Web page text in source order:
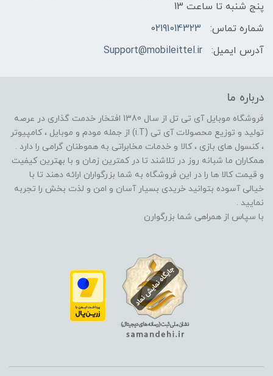
پنج شنبه تا ساعت 13
شماره تماس:
02191014323
آدرس ایمیل:
Support@mobileittel.ir
درباره ما
فروشگاه موبایل آی تی تل از سال 1380 افتخار خدمت گذاری در عرصه
تولید و توزیع محصولات آی تی (i.T) از جمله مودم و موبایل ، کامپیوتر
، کنسول های بازی ، کالا و خدمات مخابراتی به هموطنان گرامی را دارد .
همکاران ما شبانه روز در تلاشند تا در کمترین زمان و با بهترین کیفیت
و قیمت کالا ها را در این فروشگاه به شما بزرگواران ارائه دهند تا با
خیالی آسوده بتوانید خریدی بسیار آسان و امن و لذت بخش را تجربه
نمایید .
با سپاس از همراهی شما بزرگوارن